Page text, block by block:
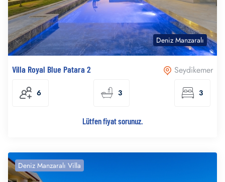
Deniz Manzaralı
Seydikemer
Villa Royal Blue Patara 2
6 3 3
Lütfen fiyat sorunuz.
Deniz Manzaralı Villa